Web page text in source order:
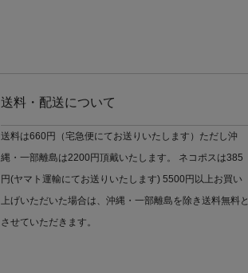
送料・配送について
送料は660円（宅急便にてお送りいたします）ただし沖
縄・一部離島は2200円頂戴いたします。 ネコポスは385
円(ヤマト運輸にてお送りいたします) 5500円以上お買い
上げいただいた場合は、沖縄・一部離島を除き送料無料と
させていただきます。